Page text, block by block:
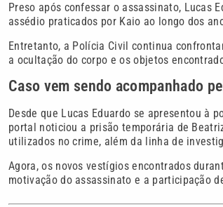
Preso após confessar o assassinato, Lucas
assédio praticados por Kaio ao longo dos
Entretanto, a Polícia Civil continua
a ocultação do corpo e os objetos
Caso vem sendo acompanhado
Desde que Lucas Eduardo se apresentou à
portal noticiou a prisão temporária de
utilizados no crime, além da linha de
Agora, os novos vestígios encontrados
motivação do assassinato e a participação